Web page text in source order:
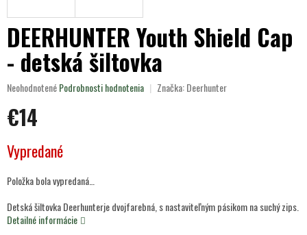
DEERHUNTER Youth Shield Cap
- detská šiltovka
Priemerné
produktu
je
z
hviezdičiek.
NeohodnotenéPodrobnosti hodnotenia Značka:Deerhunter
€14
cena:
Vypredané
Položka bola vypredaná…
Detská šiltovka Deerhunterje dvojfarebná, s nastaviteľným pásikom na suchý zips.
Detailné informácie